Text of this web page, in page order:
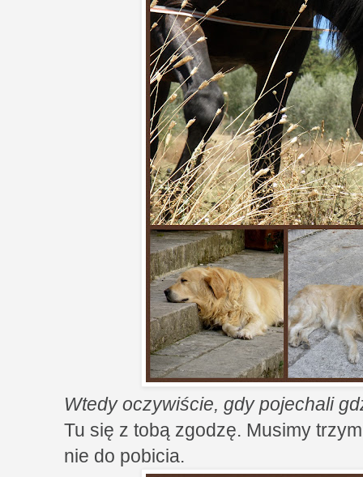
Wtedy oczywiście, gdy pojechali
Tu się z tobą zgodzę. Musimy
nie do pobicia.